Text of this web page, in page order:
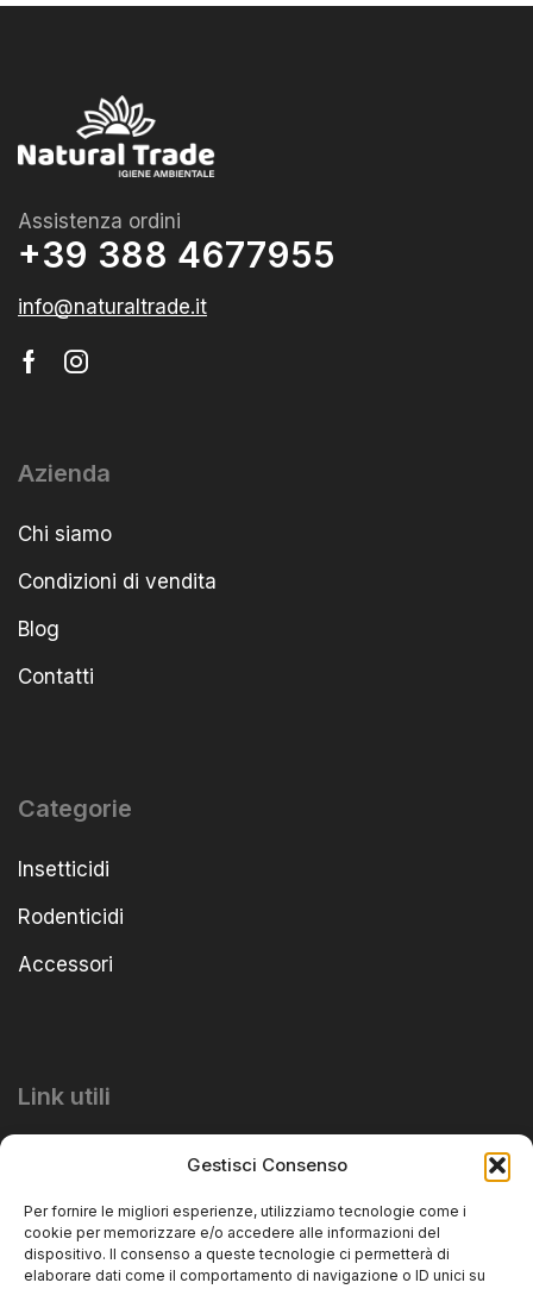
Gestisci Consenso
Per fornire le migliori esperienze, utilizziamo tecnologie come i
cookie per memorizzare e/o accedere alle informazioni del
dispositivo. Il consenso a queste tecnologie ci permetterà di
elaborare dati come il comportamento di navigazione o ID unici su
Assistenza ordini
+39 388 4677955
info@naturaltrade.it
Azienda
Chi siamo
Condizioni di vendita
Blog
Contatti
Categorie
Insetticidi
Rodenticidi
Accessori
Link utili
Informativa Privacy
Informativa Cookie